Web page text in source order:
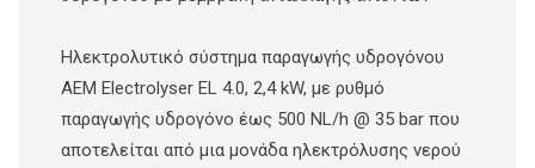
Hλεκτρολυτικό σύστημα παραγωγής υδρογόνου
AEM Electrolyser EL 4.0, 2,4 kW, με ρυθμό
παραγωγής υδρογόνο έως 500 NL/h @ 35 bar που
αποτελείται από μια μονάδα ηλεκτρόλυσης νερού